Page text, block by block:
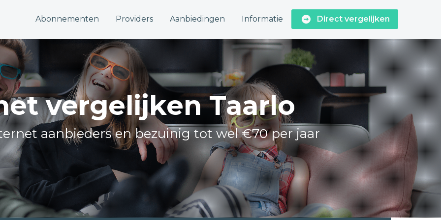
Abonnementen Providers Aanbiedingen Informatie Direct vergelijken
vergelijken Taarlo
aanbieders en bezuinig tot wel €70 per jaar